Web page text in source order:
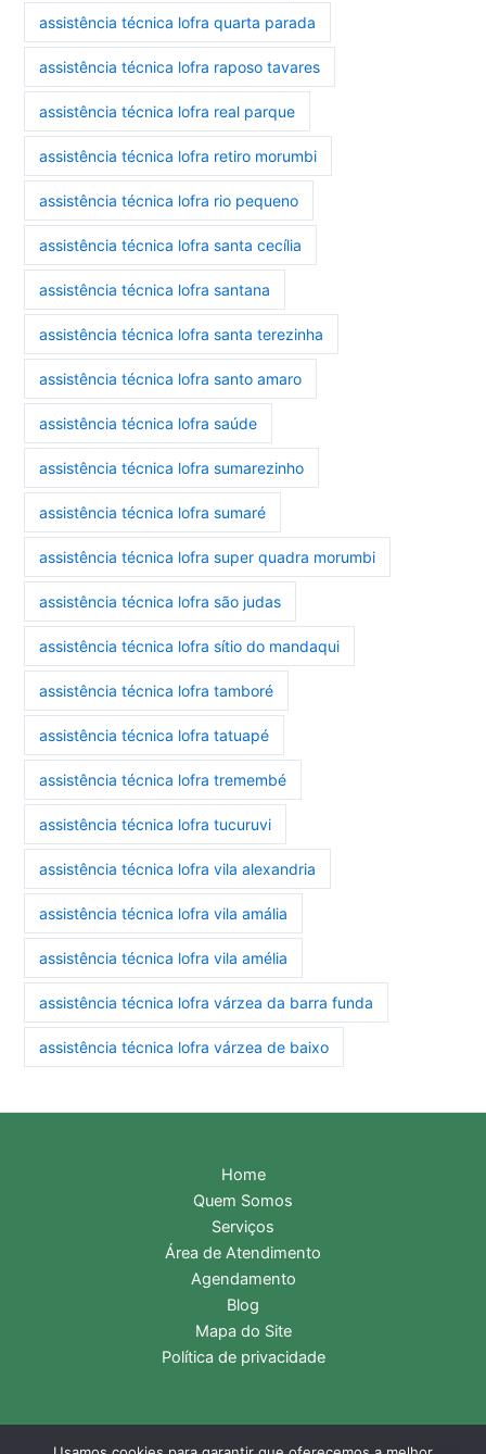
assistência técnica lofra quarta parada
assistência técnica lofra raposo tavares
assistência técnica lofra real parque
assistência técnica lofra retiro morumbi
assistência técnica lofra rio pequeno
assistência técnica lofra santa cecília
assistência técnica lofra santana
assistência técnica lofra santa terezinha
assistência técnica lofra santo amaro
assistência técnica lofra saúde
assistência técnica lofra sumarezinho
assistência técnica lofra sumaré
assistência técnica lofra super quadra morumbi
assistência técnica lofra são judas
assistência técnica lofra sítio do mandaqui
assistência técnica lofra tamboré
assistência técnica lofra tatuapé
assistência técnica lofra tremembé
assistência técnica lofra tucuruvi
assistência técnica lofra vila alexandria
assistência técnica lofra vila amália
assistência técnica lofra vila amélia
assistência técnica lofra várzea da barra funda
assistência técnica lofra várzea de baixo
Home
Quem Somos
Serviços
Área de Atendimento
Agendamento
Blog
Mapa do Site
Política de privacidade